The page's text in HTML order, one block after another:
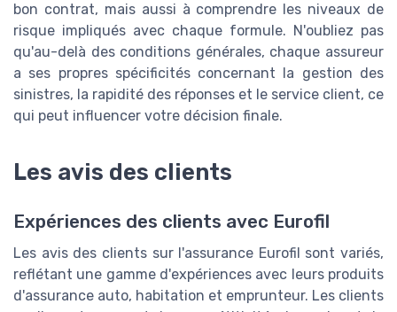
bon contrat, mais aussi à comprendre les niveaux de
risque impliqués avec chaque formule. N'oubliez pas
qu'au-delà des conditions générales, chaque assureur
a ses propres spécificités concernant la gestion des
sinistres, la rapidité des réponses et le service client, ce
qui peut influencer votre décision finale.
Les avis des clients
Expériences des clients avec Eurofil
Les avis des clients sur l'assurance Eurofil sont variés,
reflétant une gamme d'expériences avec leurs produits
d'assurance auto, habitation et emprunteur. Les clients